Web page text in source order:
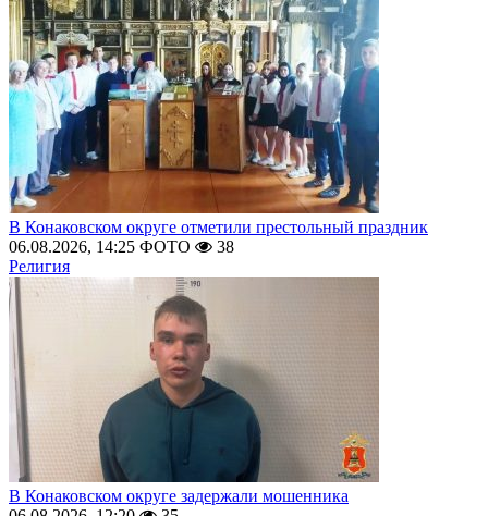
В Конаковском округе отметили престольный праздник
06.08.2026, 14:25 ФОТО
38
Религия
В Конаковском округе задержали мошенника